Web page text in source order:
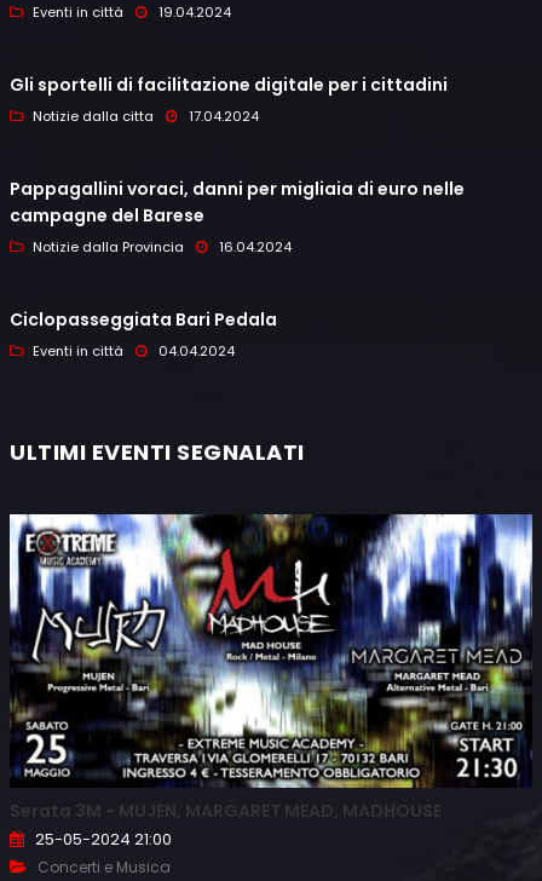
Eventi in città 19.04.2024
Gli sportelli di facilitazione digitale per i cittadini
Notizie dalla citta 17.04.2024
Pappagallini voraci, danni per migliaia di euro nelle
campagne del Barese
Notizie dalla Provincia 16.04.2024
Ciclopasseggiata Bari Pedala
Eventi in città 04.04.2024
ULTIMI EVENTI SEGNALATI
Serata 3M - MUJEN, MARGARET MEAD, MADHOUSE
25-05-2024 21:00
Concerti e Musica